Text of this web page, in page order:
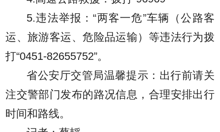
5.违法举报：“两客一危”车辆（公路客
运、旅游客运、危险品运输）等违法行为拨
打“0451-82655752”。
省公安厅交管局温馨提示：出行前请关
注交警部门发布的路况信息，合理安排出行
时间和路线。